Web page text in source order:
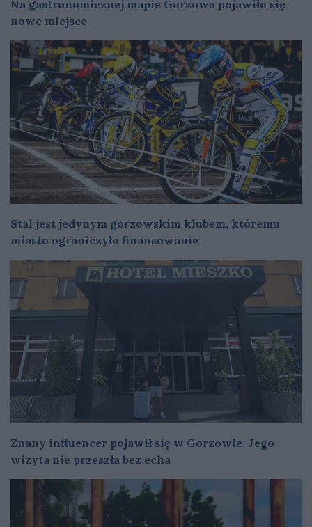
Na gastronomicznej mapie Gorzowa pojawiło się
nowe miejsce
Stal jest jedynym gorzowskim klubem, któremu
miasto ograniczyło finansowanie
Znany influencer pojawił się w Gorzowie. Jego
wizyta nie przeszła bez echa